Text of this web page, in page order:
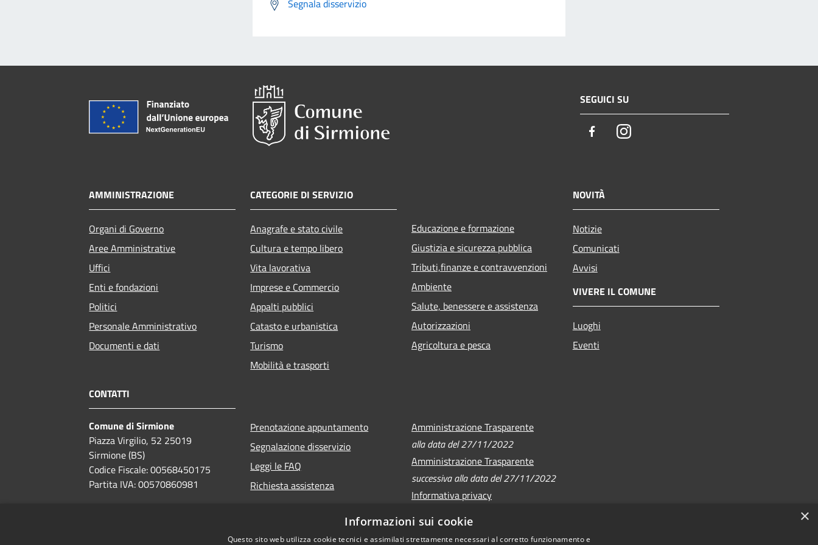
Segnala disservizio
SEGUICI SU
FacebookInstagram
AMMINISTRAZIONE
Organi di Governo
Aree Amministrative
Uffici
Enti e fondazioni
Politici
Personale Amministrativo
Documenti e dati
CATEGORIE DI SERVIZIO
Anagrafe e stato civile
Cultura e tempo libero
Vita lavorativa
Imprese e Commercio
Appalti pubblici
Catasto e urbanistica
Turismo
Mobilità e trasporti
Educazione e formazione
Giustizia e sicurezza pubblica
Tributi,finanze e contravvenzioni
Ambiente
Salute, benessere e assistenza
Autorizzazioni
Agricoltura e pesca
NOVITÀ
Notizie
Comunicati
Avvisi
VIVERE IL COMUNE
Luoghi
Eventi
CONTATTI
Comune di Sirmione
Piazza Virgilio, 52 25019
Sirmione (BS)
Codice Fiscale: 00568450175
Partita IVA: 00570860981
Prenotazione appuntamento
Segnalazione disservizio
Leggi le FAQ
Richiesta assistenza
Amministrazione Trasparente
alla data del 27/11/2022
Amministrazione Trasparente
successiva alla data del 27/11/2022
Informativa privacy
Note legali
Dichiarazione di accessibilità
×
Informazioni sui cookie
Questo sito web utilizza cookie tecnici e assimilati strettamente necessari al corretto funzionamento e